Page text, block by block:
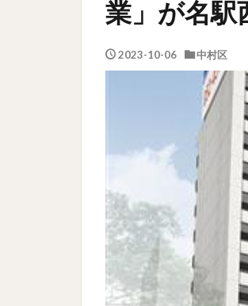
業」が名
2023-10-06 中村区